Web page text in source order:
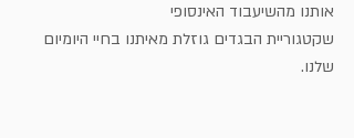
אותנו מהשיעבוד האינסופי
שקטגוריית הבגדים גוזלת מאיתנו בחיי היומיום
שלנו.